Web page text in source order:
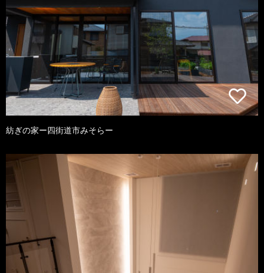
紡ぎの家ー四街道市みそらー